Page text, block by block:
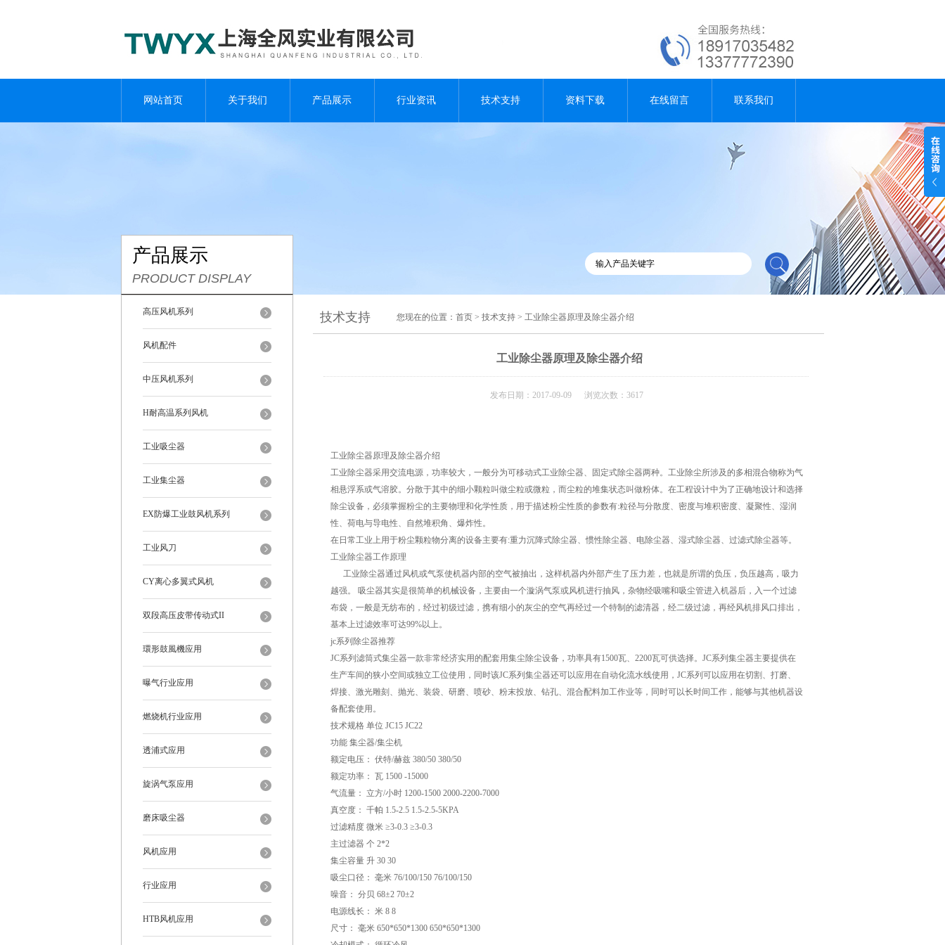
网站首页 关于我们 产品展示 行业资讯 技术支持 资料下载 在线留言 联系我们
产品展示
PRODUCT DISPLAY
高压风机系列
风机配件
中压风机系列
H耐高温系列风机
工业吸尘器
工业集尘器
EX防爆工业鼓风机系列
工业风刀
CY离心多翼式风机
双段高压皮带传动式II
環形鼓風機应用
曝气行业应用
燃烧机行业应用
透浦式应用
旋涡气泵应用
磨床吸尘器
风机应用
行业应用
HTB风机应用
技术支持 您现在的位置： 首页 > 技术支持 > 工业除尘器原理及除尘器介绍
工业除尘器原理及除尘器介绍
发布日期：2017-09-09 浏览次数：3617
工业除尘器原理及除尘器介绍
工业除尘器采用交流电源，功率较大，一般分为可移动式工业除尘器、固定式除尘器两种。工业除尘所涉及的多相混合物称为气
相悬浮系或气溶胶。分散于其中的细小颗粒叫做尘粒或微粒，而尘粒的堆集状态叫做粉体。在工程设计中为了正确地设计和选择
除尘设备，必须掌握粉尘的主要物理和化学性质，用于描述粉尘性质的参数有:粒径与分散度、密度与堆积密度、凝聚性、湿润
性、荷电与导电性、自然堆积角、爆炸性。
在日常工业上用于粉尘颗粒物分离的设备主要有:重力沉降式除尘器、惯性除尘器、电除尘器、湿式除尘器、过滤式除尘器等。
工业除尘器工作原理
工业除尘器通过风机或气泵使机器内部的空气被抽出，这样机器内外部产生了压力差，也就是所谓的负压，负压越高，吸力
越强。 吸尘器其实是很简单的机械设备，主要由一个漩涡气泵或风机进行抽风，杂物经吸嘴和吸尘管进入机器后，入一个过滤
布袋，一般是无纺布的，经过初级过滤，携有细小的灰尘的空气再经过一个特制的滤清器，经二级过滤，再经风机排风口排出，
基本上过滤效率可达99%以上。
jc系列除尘器推荐
JC系列滤筒式集尘器一款非常经济实用的配套用集尘除尘设备，功率具有1500瓦、2200瓦可供选择。JC系列集尘器主要提供在
生产车间的狭小空间或独立工位使用，同时该JC系列集尘器还可以应用在自动化流水线使用，JC系列可以应用在切割、打磨、
焊接、激光雕刻、抛光、装袋、研磨、喷砂、粉末投放、钻孔、混合配料加工作业等，同时可以长时间工作，能够与其他机器设
备配套使用。
技术规格 单位 JC15 JC22
功能 集尘器/集尘机
额定电压： 伏特/赫兹 380/50 380/50
额定功率： 瓦 1500 -15000
气流量： 立方/小时 1200-1500 2000-2200-7000
真空度： 千帕 1.5-2.5 1.5-2.5-5KPA
过滤精度 微米 ≥3-0.3 ≥3-0.3
主过滤器 个 2*2
集尘容量 升 30 30
吸尘口径： 毫米 76/100/150 76/100/150
噪音： 分贝 68±2 70±2
电源线长： 米 8 8
尺寸： 毫米 650*650*1300 650*650*1300